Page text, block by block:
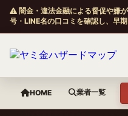
闇金・違法金融による督促や嫌
号・LINE名の口コミを確認し、早
HOME 業者一覧